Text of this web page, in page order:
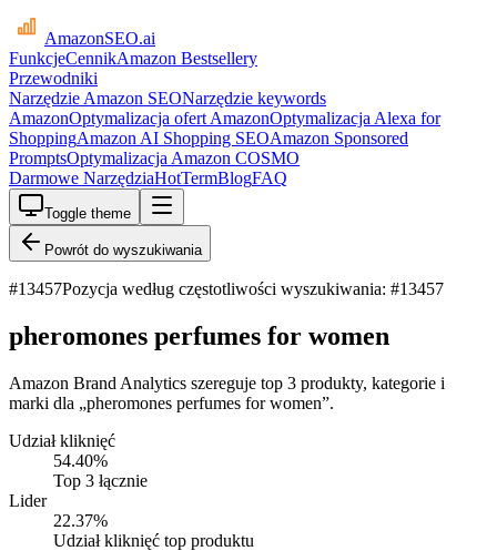
AmazonSEO.ai
FunkcjeCennikAmazon Bestsellery
Przewodniki
Narzędzie Amazon SEONarzędzie keywords
AmazonOptymalizacja ofert AmazonOptymalizacja Alexa for
ShoppingAmazon AI Shopping SEOAmazon Sponsored
PromptsOptymalizacja Amazon COSMO
Darmowe NarzędziaHotTermBlogFAQ
Toggle theme
Powrót do wyszukiwania
#13457Pozycja według częstotliwości wyszukiwania: #13457
pheromones perfumes for women
Amazon Brand Analytics szereguje top 3 produkty, kategorie i
marki dla „pheromones perfumes for women”.
Udział kliknięć
54.40%
Top 3 łącznie
Lider
22.37%
Udział kliknięć top produktu